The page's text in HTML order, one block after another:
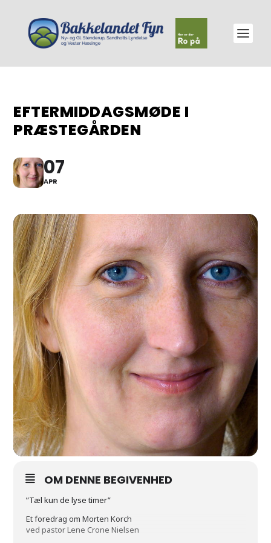
EFTERMIDDAGSMØDE I
PRÆSTEGÅRDEN
07
APR
OM DENNE BEGIVENHED
”Tæl kun de lyse timer”
Et foredrag om Morten Korch
ved pastor Lene Crone Nielsen